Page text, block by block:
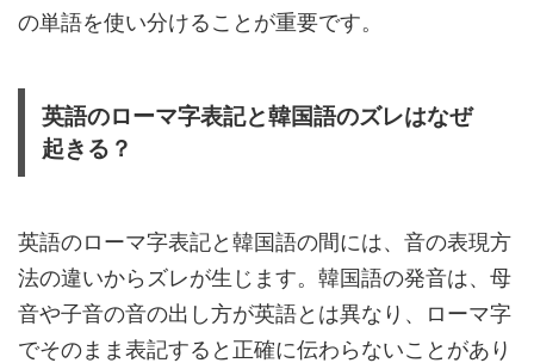
の単語を使い分けることが重要です。
英語のローマ字表記と韓国語のズレはなぜ
起きる？
英語のローマ字表記と韓国語の間には、音の表現方
法の違いからズレが生じます。韓国語の発音は、母
音や子音の音の出し方が英語とは異なり、ローマ字
でそのまま表記すると正確に伝わらないことがあり